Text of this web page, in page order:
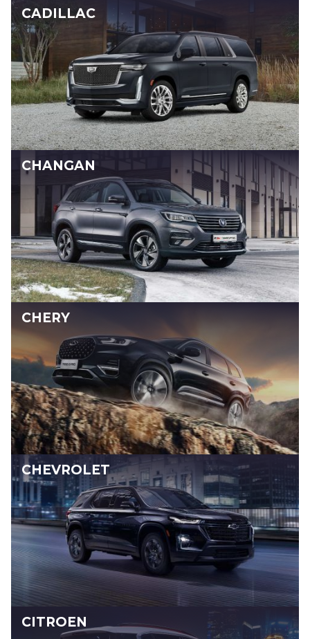
CADILLAC
CHANGAN
CHERY
CHEVROLET
CITROEN